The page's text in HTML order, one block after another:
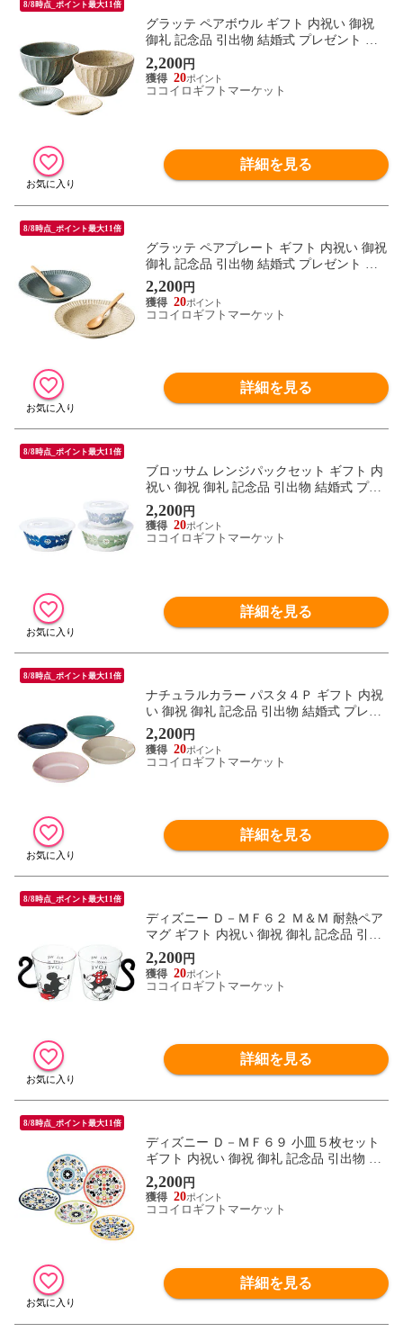
8/8時点_ポイント最大11倍
グラッテ ペアボウル ギフト 内祝い 御祝
御礼 記念品 引出物 結婚式 プレゼント 出
産内祝い 結婚お祝い
2,200円
20
ココイロギフトマーケット
詳細を見る
8/8時点_ポイント最大11倍
グラッテ ペアプレート ギフト 内祝い 御祝
御礼 記念品 引出物 結婚式 プレゼント 出
産内祝い 結婚お祝い
2,200円
20
ココイロギフトマーケット
詳細を見る
8/8時点_ポイント最大11倍
ブロッサム レンジパックセット ギフト 内
祝い 御祝 御礼 記念品 引出物 結婚式 プレ
ゼント 出産内祝い 結婚お祝い
2,200円
20
ココイロギフトマーケット
詳細を見る
8/8時点_ポイント最大11倍
ナチュラルカラー パスタ４Ｐ ギフト 内祝
い 御祝 御礼 記念品 引出物 結婚式 プレゼ
ント 出産内祝い 結婚お祝い
2,200円
20
ココイロギフトマーケット
詳細を見る
8/8時点_ポイント最大11倍
ディズニー Ｄ－ＭＦ６２ Ｍ＆Ｍ 耐熱ペア
マグ ギフト 内祝い 御祝 御礼 記念品 引出
物 結婚式 プレゼント 出産内祝い 結婚お祝
い
2,200円
20
ココイロギフトマーケット
詳細を見る
8/8時点_ポイント最大11倍
ディズニー Ｄ－ＭＦ６９ 小皿５枚セット
ギフト 内祝い 御祝 御礼 記念品 引出物 結
婚式 プレゼント 出産内祝い 結婚お祝い
2,200円
20
ココイロギフトマーケット
詳細を見る